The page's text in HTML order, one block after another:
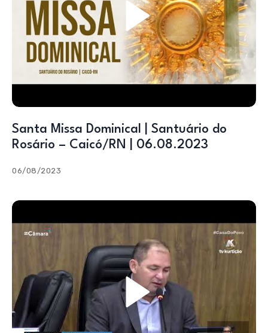
Santa Missa Dominical | Santuário do
Rosário – Caicó/RN | 06.08.2023
06/08/2023